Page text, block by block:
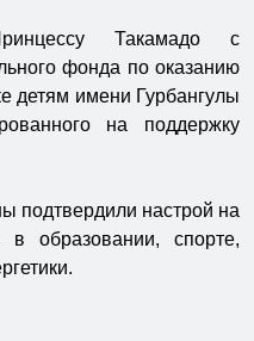
Такамадо с
фонда по оказанию
детям имени Гурбангулы
на поддержку
подтвердили настрой на
в образовании, спорте,